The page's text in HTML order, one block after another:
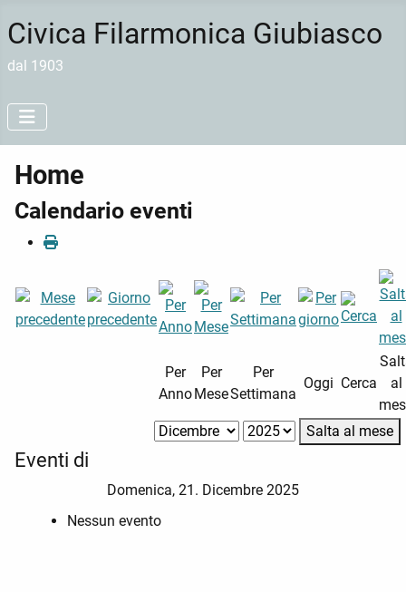
Civica Filarmonica Giubiasco
dal 1903
Home
Calendario eventi
Per
Anno
Per
Mese
Per
Settimana
Oggi Cerca
al
Salta al mese
Eventi di
Domenica, 21. Dicembre 2025
Nessun evento